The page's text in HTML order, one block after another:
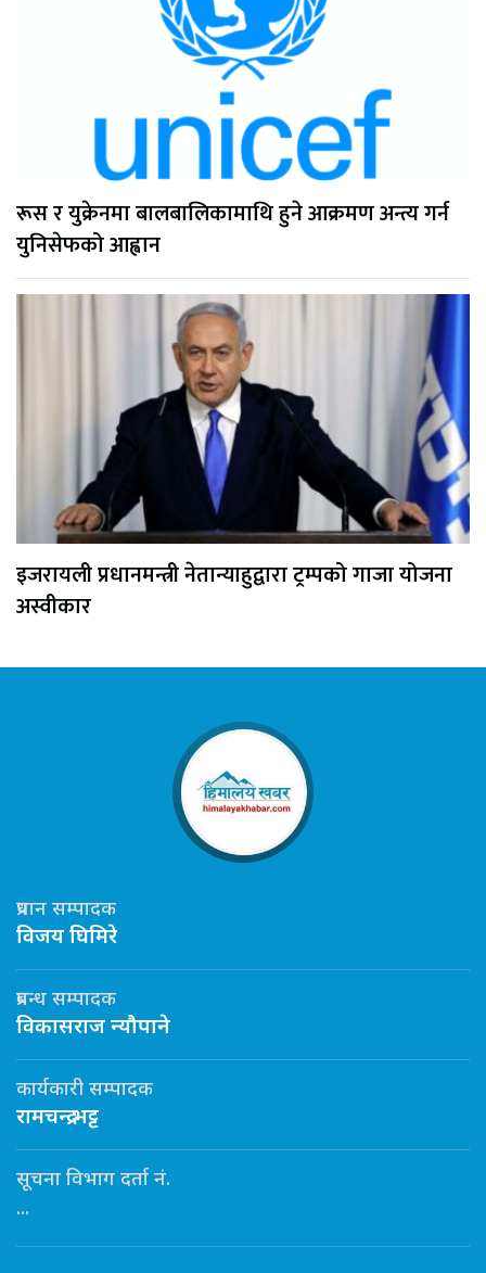
रूस र युक्रेनमा बालबालिकामाथि हुने आक्रमण अन्त्य गर्न
युनिसेफको आह्वान
इजरायली प्रधानमन्त्री नेतान्याहुद्वारा ट्रम्पको गाजा योजना
अस्वीकार
प्रधान सम्पादक
विजय घिमिरे
प्रबन्ध सम्पादक
विकासराज न्यौपाने
कार्यकारी सम्पादक
रामचन्द्र भट्ट
सूचना विभाग दर्ता नं.
...